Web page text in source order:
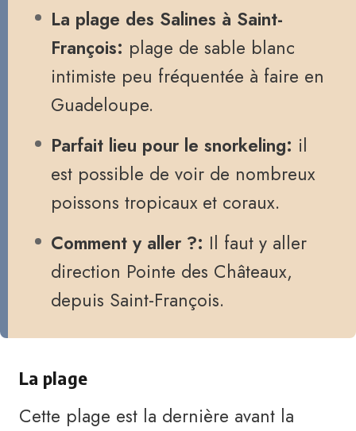
La plage des Salines à Saint-
François: plage de sable blanc
intimiste peu fréquentée à faire en
Guadeloupe.
Parfait lieu pour le snorkeling: il
est possible de voir de nombreux
poissons tropicaux et coraux.
Comment y aller ?: Il faut y aller
direction Pointe des Châteaux,
depuis Saint-François.
La plage
Cette plage est la dernière avant la